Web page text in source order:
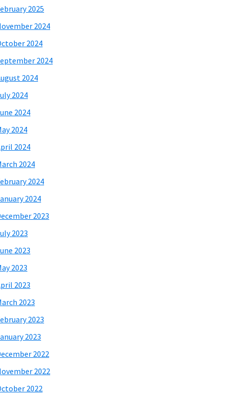
2025
2024
2024
2024
2024
2024
2024
2024
2024
2024
2024
2024
2023
2023
2023
2023
2023
2023
2023
2023
2022
2022
2022